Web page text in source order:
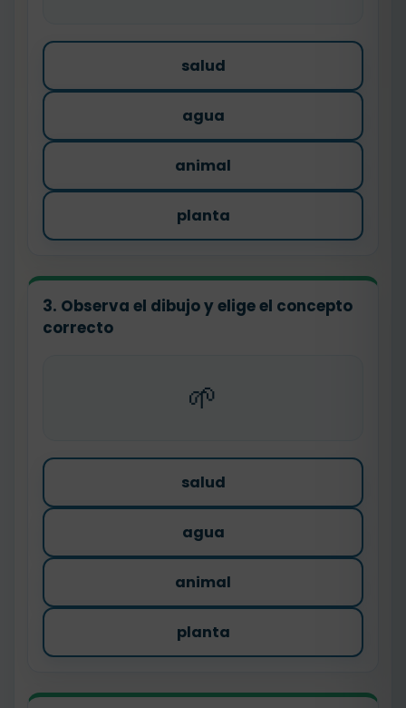
salud
agua
animal
planta
3. Observa el dibujo y elige el concepto
correcto
🌱
salud
agua
animal
planta